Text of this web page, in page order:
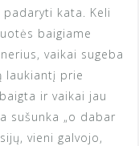
kata. Keli
baigiame
vaikai sugeba
laukiantį prie
ir vaikai jau
sušunka „o dabar
vieni galvojo,